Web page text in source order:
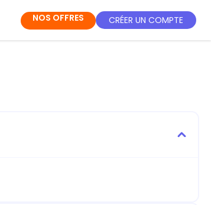
NOS OFFRES CRÉER UN COMPTE